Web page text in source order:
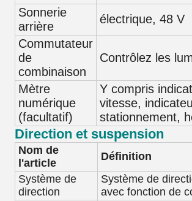
Sonnerie
arrière
électrique, 48 V
Commutateur
de
combinaison
Contrôlez les
Mètre
numérique
(facultatif)
Y compris
vitesse,
stationnement,
Direction et suspension
Nom de
l'article
Définition
Système de
direction
Système de
avec fonction de